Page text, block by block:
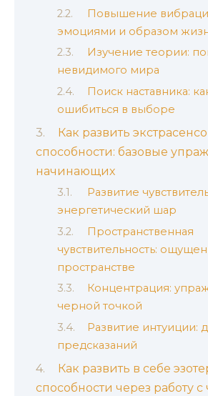
Повышение
эмоциями и образом
Изучение теории:
невидимого мира
Поиск наставника:
ошибиться в выборе
Как развить
способности: базовые
начинающих
Развитие
энергетический шар
Пространственная
чувствительность:
пространстве
Концентрация:
черной точкой
Развитие интуиции:
предсказаний
Как развить в себе
способности через работу